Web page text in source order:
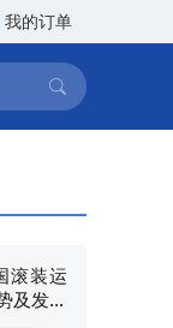
我的订单
滚装运
及发展